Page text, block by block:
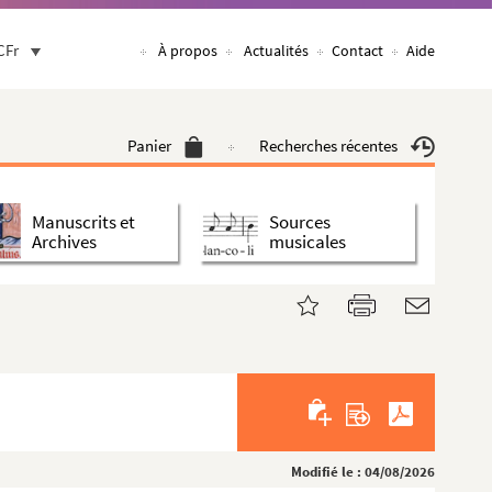
À propos Actualités Contact Aide
Panier Recherches récentes
Manuscrits et
Archives
Sources
musicales
Modifié le : 04/08/2026